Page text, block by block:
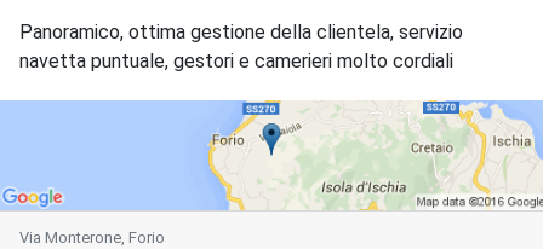
Panoramico, ottima gestione della clientela, servizio
navetta puntuale, gestori e camerieri molto cordiali
Via Monterone, Forio